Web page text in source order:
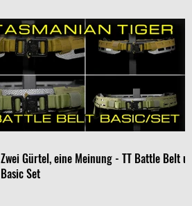
Zwei Gürtel, eine Meinung - TT Battle Belt und
Basic Set